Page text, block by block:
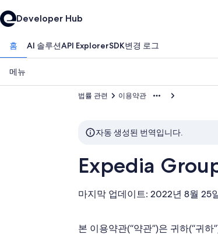
Developer Hub
홈 AI 솔루션API ExplorerSDK변경 로그
메뉴
이용약관
법률 관련
자동 생성된 번역입니다.
Expedia
마지막 업데이트: 2022년 8월 25
본 이용약관(“약관”)은 귀하(“귀